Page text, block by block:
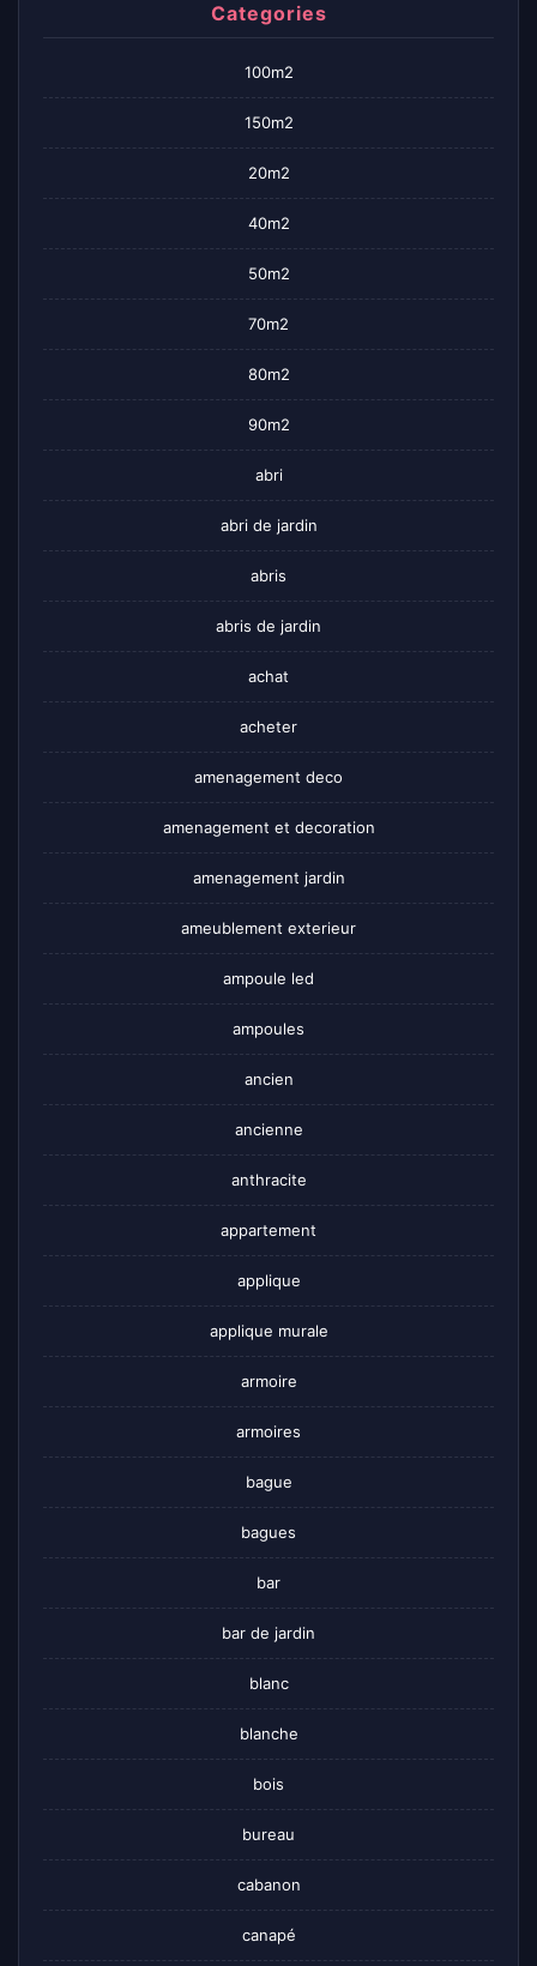
Categories
100m2
150m2
20m2
40m2
50m2
70m2
80m2
90m2
abri
abri de jardin
abris
abris de jardin
achat
acheter
amenagement deco
amenagement et decoration
amenagement jardin
ameublement exterieur
ampoule led
ampoules
ancien
ancienne
anthracite
appartement
applique
applique murale
armoire
armoires
bague
bagues
bar
bar de jardin
blanc
blanche
bois
bureau
cabanon
canapé